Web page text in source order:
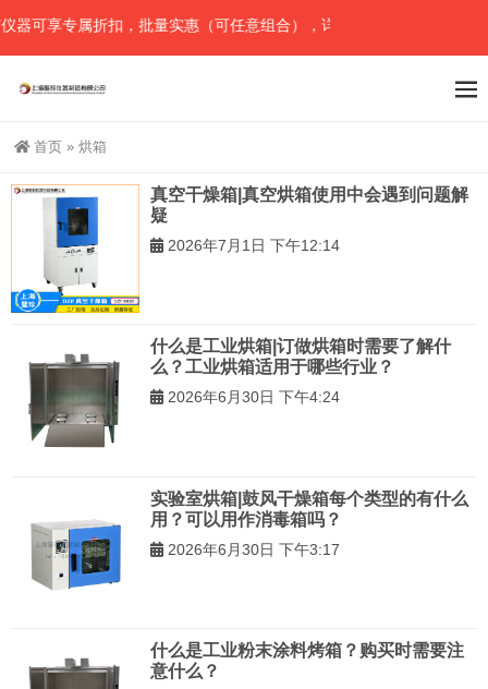
可享专属折扣，批量实惠（可任意组合），详情请直接联系官网预留
首页 » 烘箱
真空干燥箱|真空烘箱使用中会遇到问题解
疑
2026年7月1日 下午12:14
什么是工业烘箱|订做烘箱时需要了解什
么？工业烘箱适用于哪些行业？
2026年6月30日 下午4:24
实验室烘箱|鼓风干燥箱每个类型的有什么
用？可以用作消毒箱吗？
2026年6月30日 下午3:17
什么是工业粉末涂料烤箱？购买时需要注
意什么？